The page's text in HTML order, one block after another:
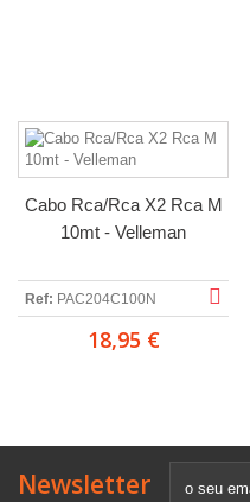
Cabo Rca/Rca X2 Rca M
10mt - Velleman
Ref: PAC204C100N
18,95 €
Newsletter